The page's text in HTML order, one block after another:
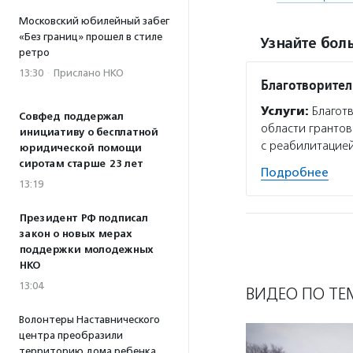
Московский юбилейный забег
«Без границ» прошел в стиле
ретро
13:30 · Прислано НКО
Совфед поддержал
инициативу о бесплатной
юридической помощи
сиротам старше 23 лет
13:19
Президент РФ подписал
закон о новых мерах
поддержки молодежных
НКО
13:04
Волонтеры Наставнического
центра преобразили
Узнайте
Услуги:
области
с
Подробнее
ВИДЕО ПО